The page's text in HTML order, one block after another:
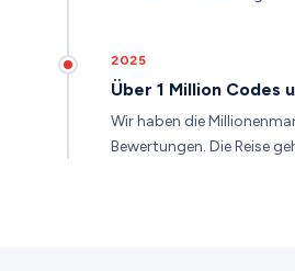
2025
Über 1 Million Codes
Wir haben die
Bewertungen. Die Reise